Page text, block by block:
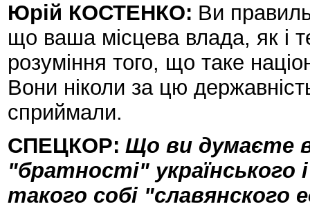
Юрій КОСТЕНКО: Ви
що ваша місцева влада, як і
розуміння того, що таке
Вони ніколи за цю
сприймали.
СПЕЦКОР: Що ви думаєте
"братності" українського
такого собі